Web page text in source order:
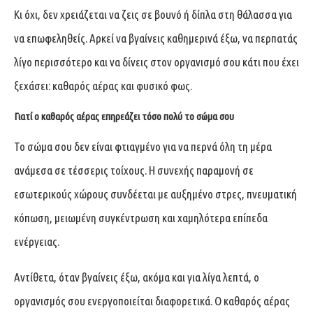
Κι όχι, δεν χρειάζεται να ζεις σε βουνό ή δίπλα στη θάλασσα για
να επωφεληθείς. Αρκεί να βγαίνεις καθημερινά έξω, να περπατάς
λίγο περισσότερο και να δίνεις στον οργανισμό σου κάτι που έχει
ξεχάσει: καθαρός αέρας και φυσικό φως.
Γιατί ο καθαρός αέρας επηρεάζει τόσο πολύ το σώμα σου
Το σώμα σου δεν είναι φτιαγμένο για να περνά όλη τη μέρα
ανάμεσα σε τέσσερις τοίχους. Η συνεχής παραμονή σε
εσωτερικούς χώρους συνδέεται με αυξημένο στρες, πνευματική
κόπωση, μειωμένη συγκέντρωση και χαμηλότερα επίπεδα
ενέργειας.
Αντίθετα, όταν βγαίνεις έξω, ακόμα και για λίγα λεπτά, ο
οργανισμός σου ενεργοποιείται διαφορετικά. Ο καθαρός αέρας